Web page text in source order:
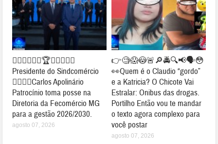
👉🏻🤝🤝✍🏻🏆🥇👏🏻👏🏻
Presidente do Sindcomércio
👉🏻👏🏻Carlos Apolinário
Patrocínio toma posse na
Diretoria da Fecomércio MG
para a gestão 2026/2030.
agosto 07, 2026
👉🧐😱😳🚨🔎🚔🔍📢🗣😳
👀Quem é o Claudio “gordo”
e a Katricia? O Chicote Vai
Estralar: Onibus das drogas.
Portilho Então vou te mandar
o texto agora complexo para
você postar
agosto 07, 2026